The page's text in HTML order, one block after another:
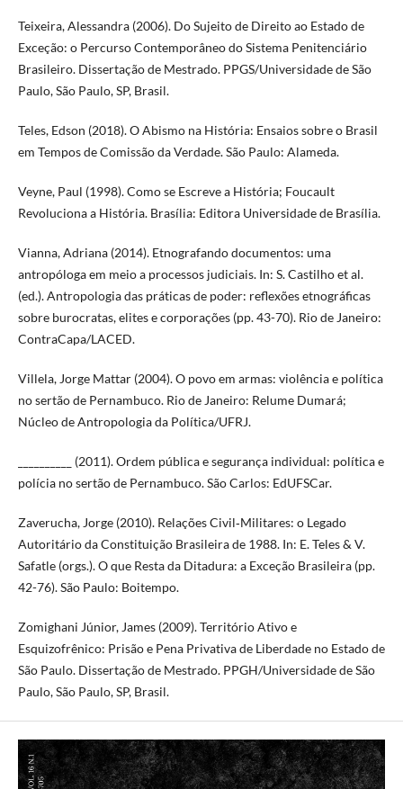
Teixeira, Alessandra (2006). Do Sujeito de Direito ao Estado de
Exceção: o Percurso Contemporâneo do Sistema Penitenciário
Brasileiro. Dissertação de Mestrado. PPGS/Universidade de São
Paulo, São Paulo, SP, Brasil.
Teles, Edson (2018). O Abismo na História: Ensaios sobre o Brasil
em Tempos de Comissão da Verdade. São Paulo: Alameda.
Veyne, Paul (1998). Como se Escreve a História; Foucault
Revoluciona a História. Brasília: Editora Universidade de Brasília.
Vianna, Adriana (2014). Etnografando documentos: uma
antropóloga em meio a processos judiciais. In: S. Castilho et al.
(ed.). Antropologia das práticas de poder: reflexões etnográficas
sobre burocratas, elites e corporações (pp. 43-70). Rio de Janeiro:
ContraCapa/LACED.
Villela, Jorge Mattar (2004). O povo em armas: violência e política
no sertão de Pernambuco. Rio de Janeiro: Relume Dumará;
Núcleo de Antropologia da Política/UFRJ.
__________ (2011). Ordem pública e segurança individual: política e
polícia no sertão de Pernambuco. São Carlos: EdUFSCar.
Zaverucha, Jorge (2010). Relações Civil‐Militares: o Legado
Autoritário da Constituição Brasileira de 1988. In: E. Teles & V.
Safatle (orgs.). O que Resta da Ditadura: a Exceção Brasileira (pp.
42-76). São Paulo: Boitempo.
Zomighani Júnior, James (2009). Território Ativo e
Esquizofrênico: Prisão e Pena Privativa de Liberdade no Estado de
São Paulo. Dissertação de Mestrado. PPGH/Universidade de São
Paulo, São Paulo, SP, Brasil.